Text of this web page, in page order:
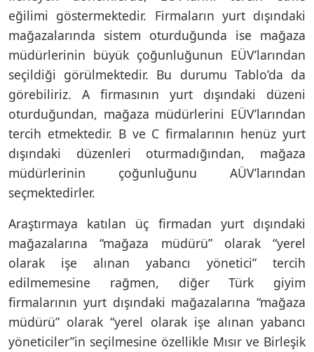
eğilimi göstermektedir. Firmaların yurt dışındaki
mağazalarında sistem oturduğunda ise mağaza
müdürlerinin büyük çoğunluğunun EÜV’larından
seçildiği görülmektedir. Bu durumu Tablo’da da
görebiliriz. A firmasının yurt dışındaki düzeni
oturduğundan, mağaza müdürlerini EÜV’larından
tercih etmektedir. B ve C firmalarının henüz yurt
dışındaki düzenleri oturmadığından, mağaza
müdürlerinin çoğunluğunu AÜV’larından
seçmektedirler.
Araştırmaya katılan üç firmadan yurt dışındaki
mağazalarına “mağaza müdürü” olarak “yerel
olarak işe alınan yabancı yönetici” tercih
edilmemesine rağmen, diğer Türk giyim
firmalarının yurt dışındaki mağazalarına “mağaza
müdürü” olarak “yerel olarak işe alınan yabancı
yöneticiler”in seçilmesine özellikle Mısır ve Birleşik